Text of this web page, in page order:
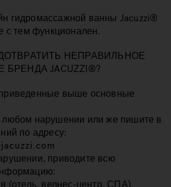
гидромассажной ванны Jacuzzi®
с тем функционален.
НЕПРАВИЛЬНОЕ
JACUZZI®?
выше основные
нарушении или же пишите в
по адресу:
приводите всю
(отель, велнес-центр, СПА).